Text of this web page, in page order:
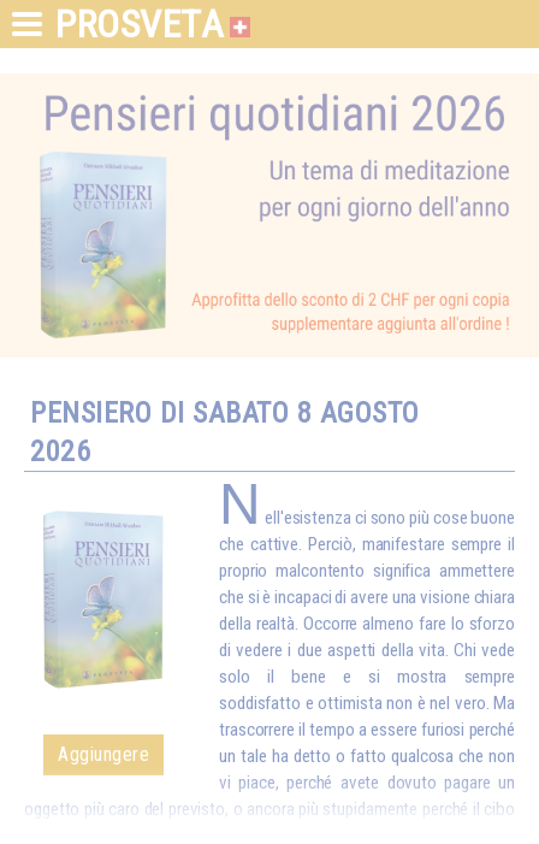
PROSVETA
PENSIERO DI SABATO 8 AGOSTO
2026
Aggiungere
N ell'esistenza ci sono più cose buone
che cattive. Perciò, manifestare sempre il
proprio malcontento significa ammettere
che si è incapaci di avere una visione chiara
della realtà. Occorre almeno fare lo sforzo
di vedere i due aspetti della vita. Chi vede
solo il bene e si mostra sempre
soddisfatto e ottimista non è nel vero. Ma
trascorrere il tempo a essere furiosi perché
un tale ha detto o fatto qualcosa che non
vi piace, perché avete dovuto pagare un
oggetto più caro del previsto, o ancora più stupidamente perché il cibo